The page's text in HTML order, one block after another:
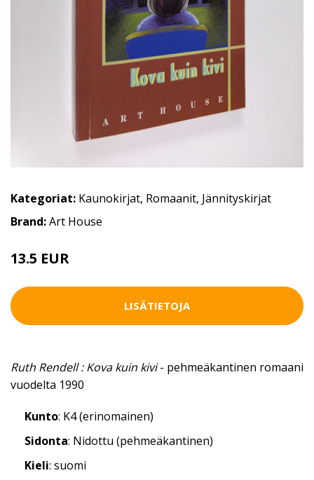
Kategoriat: Kaunokirjat, Romaanit, Jännityskirjat
Brand:Art House
13.5 EUR
LISÄTIETOJA
Ruth Rendell : Kova kuin kivi- pehmeäkantinen romaani
vuodelta 1990
Kunto: K4 (erinomainen)
Sidonta: Nidottu (pehmeäkantinen)
Kieli: suomi